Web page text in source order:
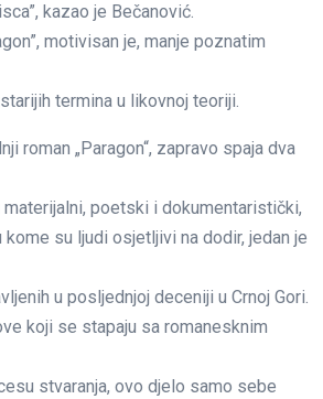
kazao je Bečanović.
motivisan je, manje poznatim
termina u likovnoj teoriji.
roman „Paragon“, zapravo spaja dva
poetski i dokumentaristički,
su ljudi osjetljivi na dodir, jedan je
u posljednjoj deceniji u Crnoj Gori.
koji se stapaju sa romanesknim
stvaranja, ovo djelo samo sebe